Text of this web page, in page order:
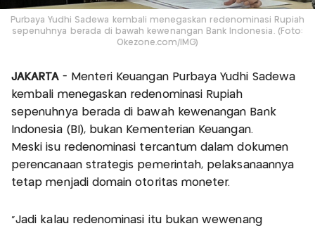
Purbaya Yudhi Sadewa kembali menegaskan redenominasi Rupiah
sepenuhnya berada di bawah kewenangan Bank Indonesia. (Foto:
Okezone.com/IMG)
JAKARTA - Menteri Keuangan Purbaya Yudhi Sadewa
kembali menegaskan redenominasi Rupiah
sepenuhnya berada di bawah kewenangan Bank
Indonesia (BI), bukan Kementerian Keuangan.
Meski isu redenominasi tercantum dalam dokumen
perencanaan strategis pemerintah, pelaksanaannya
tetap menjadi domain otoritas moneter.
“Jadi kalau redenominasi itu bukan wewenang